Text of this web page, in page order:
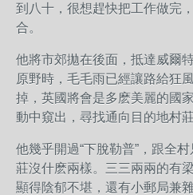
到八十，很想趕快把工作做完
合。
他將市郊拋在後面，抵達威爾
原野時，毛毛雨已經讓路給狂
掉，英國將會是多麽美麗的國
動中窺出，尋找通向目的地村莊
他幾乎開過“下脫勒普”，跟全
莊沒什麽兩樣。三三兩兩的有
顯得陰郁不堪，還有小郵局兼